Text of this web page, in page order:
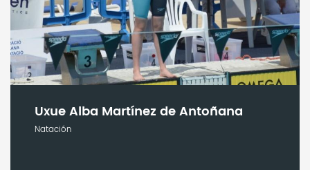
Uxue Alba Martínez de Antoñana
Natación